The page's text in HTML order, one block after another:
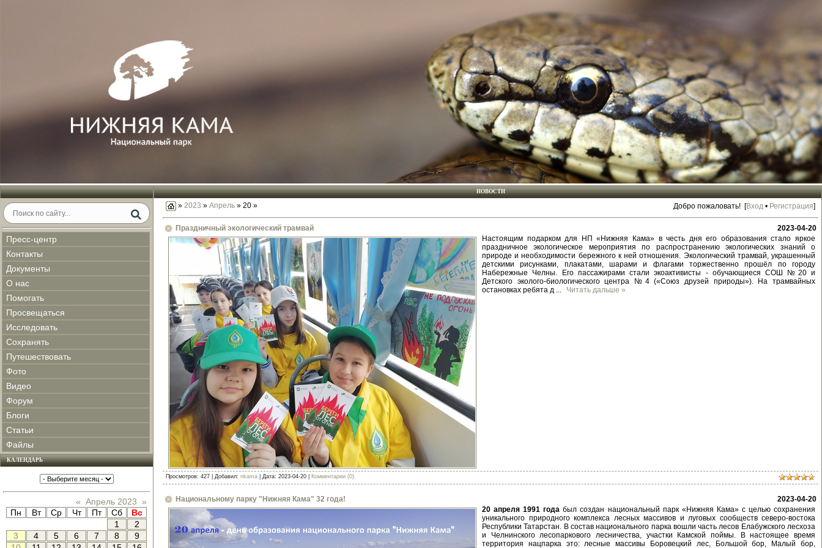
Пресс-центр
Контакты
Документы
О нас
Помогать
Просвещаться
Исследовать
Сохранять
Путешествовать
Фото
Видео
Форум
Блоги
Статьи
Файлы
КАЛЕНДАРЬ
« Апрель 2023 »
Пн
Вт Ср Чт Пт Сб
Вс
1
2
3
4 5 6 7 8
9
НОВОСТИ
» 2023 » Апрель » 20 » Добро пожаловать! [Вход • Регистрация]
2023-04-20
Праздничный экологический трамвай
Настоящим подарком для НП «Нижняя Кама» в честь дня его образования стало яркое
праздничное экологическое мероприятия по распространению экологических знаний о
природе и необходимости бережного к ней отношения. Экологический трамвай, украшенный
детскими рисунками, плакатами, шарами и флагами торжественно прошёл по городу
Набережные Челны. Его пассажирами стали экоактивисты - обучающиеся СОШ №20 и
Детского эколого-биологического центра №4 («Союз друзей природы»). На трамвайных
остановках ребята д ... Читать дальше »
Просмотров: 427 | Добавил: nkama | Дата: 2023-04-20 Комментарии (0)
2023-04-20
Национальному парку "Нижняя Кама" 32 года!
20 апреля 1991 года был создан национальный парк «Нижняя Кама» с целью сохранения
уникального природного комплекса лесных массивов и луговых сообществ северо-востока
Республики Татарстан. В состав национального парка вошли часть лесов Елабужского лесхоза
и Челнинского лесопаркового лесничества, участки Камской поймы. В настоящее время
территория нацпарка это: лесные массивы Боровецкий лес, Большой бор, Малый бор,